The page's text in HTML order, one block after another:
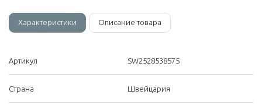
Характеристики Описание товара
Артикул SW2528538575
Страна Швейцария